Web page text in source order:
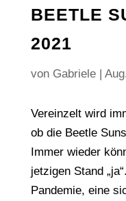
BEETLE
2021
von Gabriele|
Vereinzelt wird
ob die Beetle
Immer wieder
jetzigen Stand
Pandemie, eine